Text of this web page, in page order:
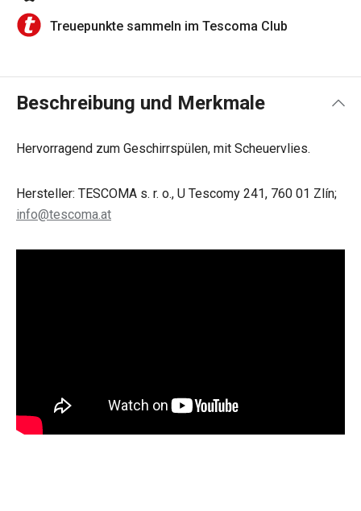
Treuepunkte sammeln im Tescoma Club
Beschreibung und Merkmale
Hervorragend zum Geschirrspülen, mit Scheuervlies.
Hersteller: TESCOMA s. r. o., U Tescomy 241, 760 01 Zlín;
info@tescoma.at